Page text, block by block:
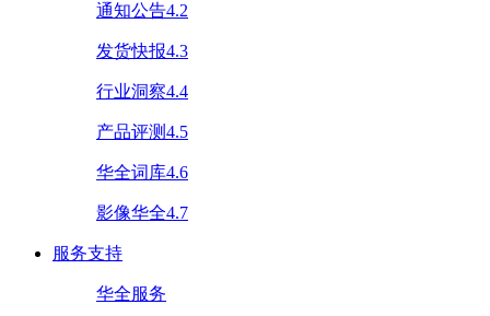
通知公告4.2
发货快报4.3
行业洞察4.4
产品评测4.5
华全词库4.6
影像华全4.7
服务支持
华全服务